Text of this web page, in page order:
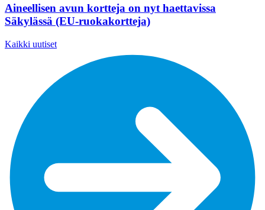
Aineellisen avun kortteja on nyt haettavissa
Säkylässä (EU-ruokakortteja)
Kaikki uutiset